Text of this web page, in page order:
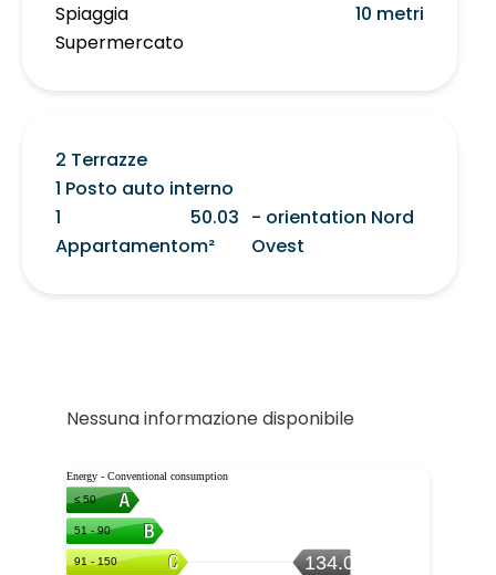
Spiaggia
10 metri
Supermercato
2 Terrazze
1 Posto auto interno
1
Appartamento
50.03
m²
- orientation Nord
Ovest
Nessuna informazione disponibile